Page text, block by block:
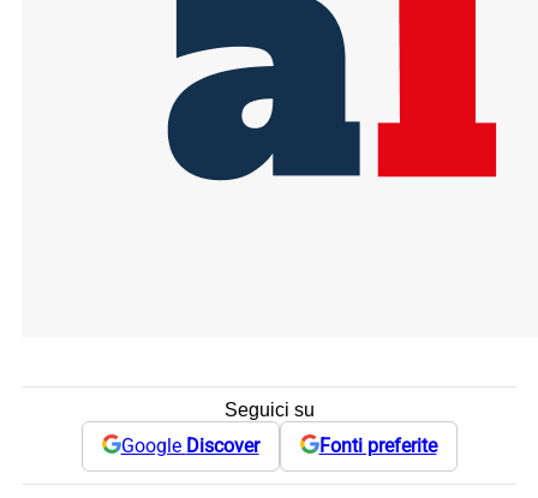
Seguici su
Google Discover Fonti preferite